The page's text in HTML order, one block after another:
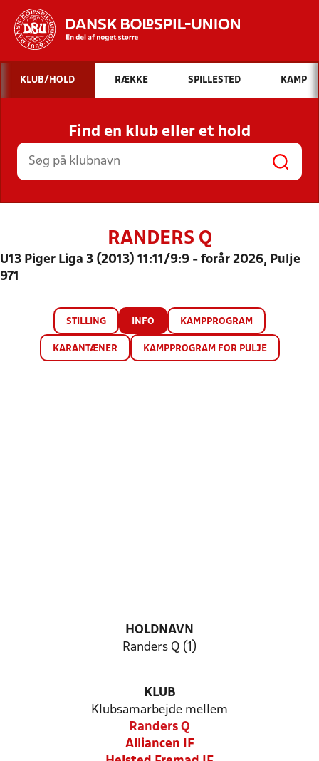
Hvad vil du søge efter?
INDHOLD OG NYHEDER
STILLINGER, RESULTATER, KLUBBER OG
HOLD
KLUB/HOLD RÆKKE SPILLESTED KAMP
Find en klub eller et hold
RANDERS Q
U13 Piger Liga 3 (2013) 11:11/9:9 - forår 2026, Pulje
971
STILLING INFO KAMPPROGRAM
KARANTÆNER KAMPPROGRAM FOR PULJE
HOLDNAVN
Randers Q (1)
KLUB
Klubsamarbejde mellem
Randers Q
Alliancen IF